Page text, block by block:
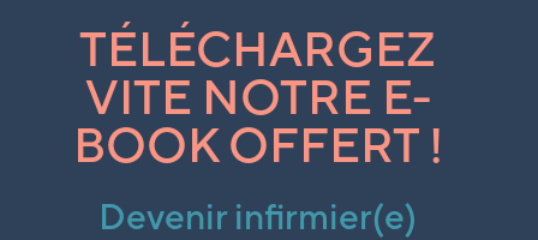
TÉLÉCHARGEZ
VITE NOTRE E-
BOOK OFFERT !
Devenir infirmier(e)